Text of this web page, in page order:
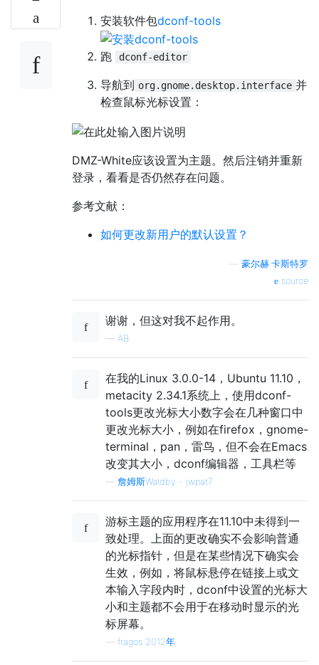
安装软件包dconf-tools
跑 dconf-editor
导航到 org.gnome.desktop.interface 并
检查鼠标光标设置：
DMZ-White应该设置为主题。然后注销并重新
登录，看看是否仍然存在问题。
参考文献：
如何更改新用户的默认设置？
豪尔赫·卡斯特罗
source
谢谢，但这对我不起作用。
— AB
在我的Linux 3.0.0-14，Ubuntu 11.10，
metacity 2.34.1系统上，使用dconf-
tools更改光标大小数字会在几种窗口中
更改光标大小，例如在firefox，gnome-
terminal，pan，雷鸟，但不会在Emacs
改变其大小，dconf编辑器，工具栏等
詹姆斯Waldby - jwpat7
游标主题的应用程序在11.10中未得到一
致处理。上面的更改确实不会影响普通
的光标指针，但是在某些情况下确实会
生效，例如，将鼠标悬停在链接上或文
本输入字段内时，dconf中设置的光标大
小和主题都不会用于在移动时显示的光
标屏幕。
fragos 2012年